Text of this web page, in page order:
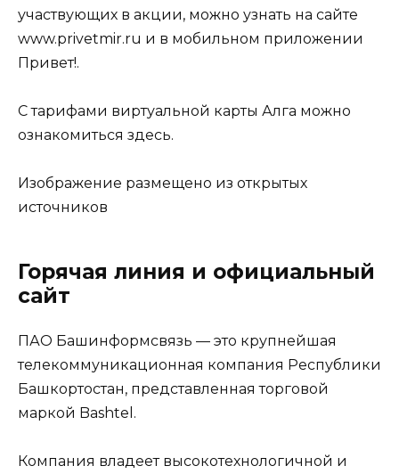
участвующих в акции, можно узнать на сайте
www.privetmir.ru и в мобильном приложении
Привет!.
С тарифами виртуальной карты Алга можно
ознакомиться здесь.
Изображение размещено из открытых
источников
Горячая линия и официальный
сайт
ПАО Башинформсвязь — это крупнейшая
телекоммуникационная компания Республики
Башкортостан, представленная торговой
маркой Bashtel.
Компания владеет высокотехнологичной и